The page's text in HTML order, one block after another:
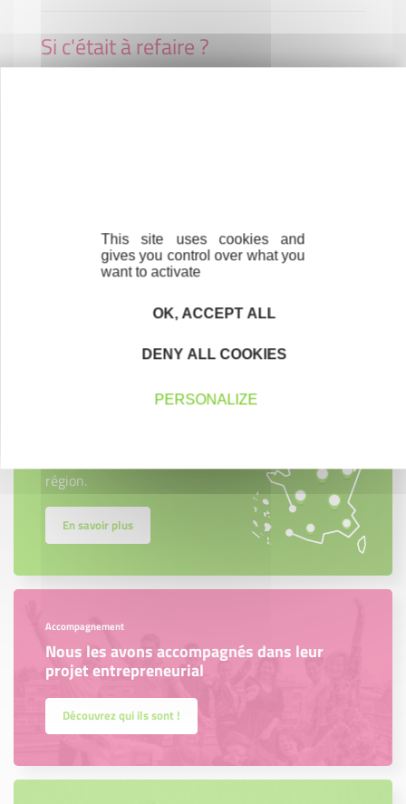
Si c'était à refaire ?
région.
En savoir plus
Accompagnement
Nous les avons accompagnés dans leur
projet entrepreneurial
Découvrez qui ils sont !
This site uses cookies and
gives you control over what you
want to activate
OK, ACCEPT ALL
DENY ALL COOKIES
PERSONALIZE